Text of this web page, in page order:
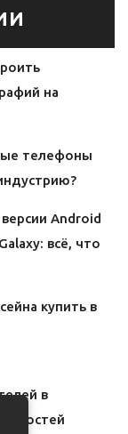
на
телефоны
Android
всё, что
купить в
в